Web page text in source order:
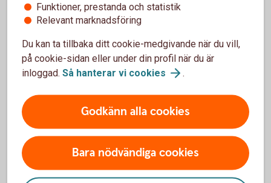
hantering av in- och utgående betalningar enklare, och
arbetet med reskontran och bokföring mindre.
Digitala tjänster
Nya lösningar som gör vardagen enklare för våra kunder
(och deras kunder) skapar framåtanda och bidrar till tillväxt.
BankID är en digital tjänst som ger kommuner och landsting
möjlighet att förenkla och förbättra kommunikationen med
kommuninvånarna – både privatpersoner och företag.
Funktioner, prestanda och statistik
Relevant marknadsföring
Du kan ta tillbaka ditt cookie-medgivande när du vill,
på cookie-sidan eller under din profil när du är
inloggad. Så hanterar vi cookies .
Godkänn alla cookies
Bara nödvändiga cookies